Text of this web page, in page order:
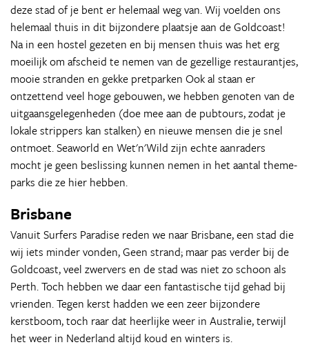
deze stad of je bent er helemaal weg van. Wij voelden ons
helemaal thuis in dit bijzondere plaatsje aan de Goldcoast!
Na in een hostel gezeten en bij mensen thuis was het erg
moeilijk om afscheid te nemen van de gezellige restaurantjes,
mooie stranden en gekke pretparken Ook al staan er
ontzettend veel hoge gebouwen, we hebben genoten van de
uitgaansgelegenheden (doe mee aan de pubtours, zodat je
lokale strippers kan stalken) en nieuwe mensen die je snel
ontmoet. Seaworld en Wet'n'Wild zijn echte aanraders
mocht je geen beslissing kunnen nemen in het aantal theme-
parks die ze hier hebben.
Brisbane
Vanuit Surfers Paradise reden we naar Brisbane, een stad die
wij iets minder vonden, Geen strand; maar pas verder bij de
Goldcoast, veel zwervers en de stad was niet zo schoon als
Perth. Toch hebben we daar een fantastische tijd gehad bij
vrienden. Tegen kerst hadden we een zeer bijzondere
kerstboom, toch raar dat heerlijke weer in Australie, terwijl
het weer in Nederland altijd koud en winters is.